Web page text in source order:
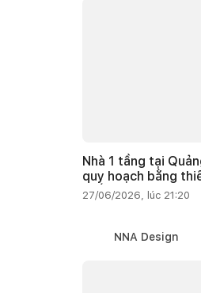
Nhà 1 tầng tại
quy hoạch bằng
thế hệ
27/06/2026, lúc 21:20
NNA Design